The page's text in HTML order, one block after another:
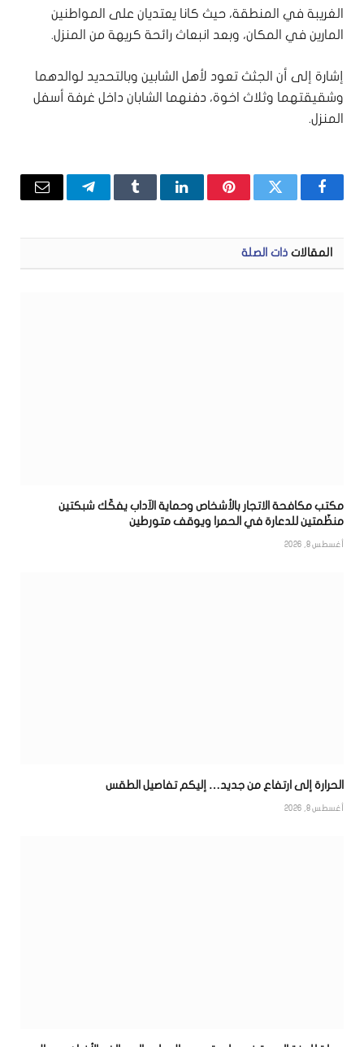
الغريبة في المنطقة، حيث كانا يعتديان على المواطنين
المارين في المكان، وبعد انبعاث رائحة كريهة من المنزل.
إشارة إلى أن الجثث تعود لأهل الشابين وبالتحديد لوالدهما
وشقيقتهما وثلاث اخوة، دفنهما الشابان داخل غرفة أسفل
المنزل.
فيسبوكتويتر بينتيريستلينكدإنTumblrتيلقرامالبريد
المقالات ذات الصلة
مكتب مكافحة الاتجار بالأشخاص وحماية الآداب يفكّك شبكتين
منظّمتين للدعارة في الحمرا ويوقف متورطين
أغسطس 8, 2026
الحرارة إلى ارتفاع من جديد… إليكم تفاصيل الطقس
أغسطس 8, 2026